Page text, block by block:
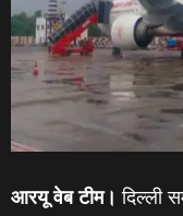
आरयू वेब टीम। दिल्ली